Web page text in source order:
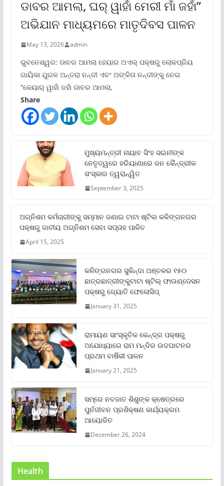
ଡାବର ଆମଲା, ଘର୍ ୱାହାଁ ମେରୀ ମାଁ ଜହାଁ”
ଅଭିଯାନ ମାଧ୍ୟମରେ ମାତୃଦିବସ ପାଳନ
May 13, 2026 admin
ଭୁବନେଶ୍ୱର: ଡାବର ଆମଲା ହେୟାର ଅଏଲ୍ ପକ୍ଷରୁ ଲୋକପ୍ରିୟ
ଗାୟିକା ଯୁଗଳ ଅନ୍ତରା ନନ୍ଦୀ ଏବଂ ଅଙ୍କିତା ନନ୍ଦୀଙ୍କୁ ନେଇ
“କେୟାର୍ ୱାହାଁ ଜହାଁ ଡାବର ଆମଲା,
Share
ମୁଖ୍ୟମନ୍ତ୍ରୀ ନାୟାବ ସିଂହ ସଇନୀଙ୍କ
ନେତୃତ୍ୱରେ ହରିୟାଣାରେ ଜନ କୈନ୍ଦ୍ରୀକ
ସଂସ୍କାର ତ୍ୱରାନ୍ୱିତ
September 3, 2025
ଅଗ୍ନିଶମ କର୍ମଚାରୀଙ୍କୁ ସମ୍ମାନ ଜଣାଇ ଟାଟା ଷ୍ଟିଲ କଳିଙ୍ଗନଗର
ପକ୍ଷରୁ ଜାତୀୟ ଅଗ୍ନିଶମ ସେବା ସପ୍ତାହ ପାଳିତ
April 15, 2025
କଳିଙ୍ଗନଗର ସୁକିନ୍ଦା ଅଞ୍ଚଳର ୧୫୦
ଛାତ୍ରଛାତ୍ରୀଙ୍କୁଟାଟା ଷ୍ଟିଲ୍ ଫାଉଣ୍ଡେସନ
ପକ୍ଷରୁ ଜ୍ୟୋତି ଫେଲୋସିପ୍‌
January 31, 2025
ରାମାୟଣ ସାଂସ୍କୃତିକ କେନ୍ଦ୍ର ପକ୍ଷରୁ
ଅଯୋଧ୍ୟାରେ ରାମ ମନ୍ଦିର ଉଦଘାଟନର
ପ୍ରଥମ ବାର୍ଷିକୀ ପାଳନ
January 21, 2025
ସମ୍‌ରେ ନବଜାତ ଶିଶୁଙ୍କ କ୍ଷେତ୍ରରେ
ପୁର୍ନଜୀବନ ପ୍ରଶିକ୍ଷଣ କାର୍ଯ୍ୟକ୍ରମ
ଆୟୋଜିତ
December 26, 2024
Health